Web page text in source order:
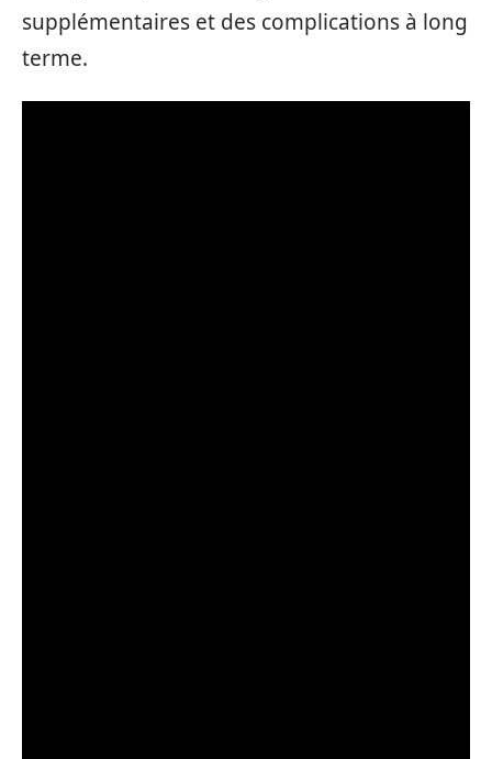
supplémentaires et des complications à long
terme.